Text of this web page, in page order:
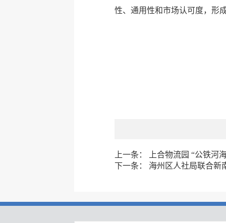
性、通用性和市场认可度，形
上一条：
上合物流园 “公铁河
下一条：
海州区人社局联合新